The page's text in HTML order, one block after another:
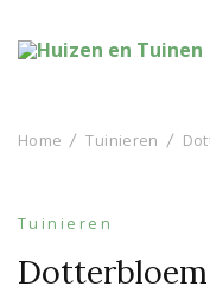
Home Tuinieren
Tuinieren
Dotterbloem